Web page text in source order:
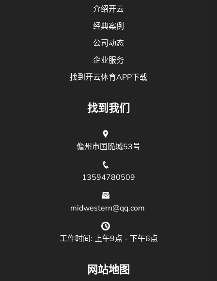
介绍开云
经典案例
公司动态
企业服务
找到开云体育APP下载
找到我们
儋州市国脆城53号
13594780509
midwestern@qq.com
工作时间: 上午9点 - 下午6点
网站地图